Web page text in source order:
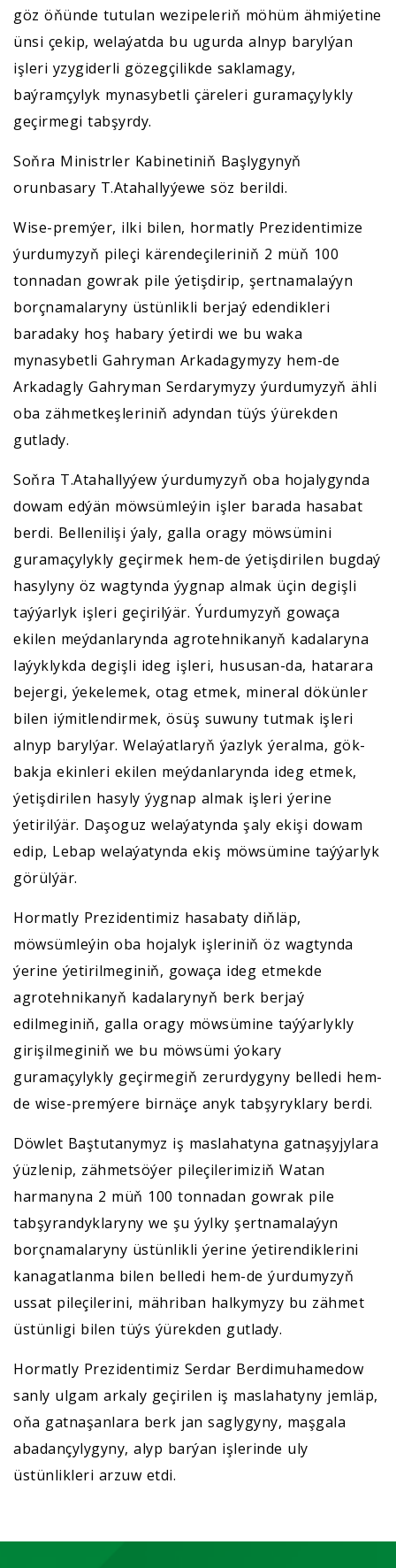
göz öňünde tutulan wezipeleriň möhüm ähmiýetine
ünsi çekip, welaýatda bu ugurda alnyp barylýan
işleri yzygiderli gözegçilikde saklamagy,
baýramçylyk mynasybetli çäreleri guramaçylykly
geçirmegi tabşyrdy.
Soňra Ministrler Kabinetiniň Başlygynyň
orunbasary T.Atahallyýewe söz berildi.
Wise-premýer, ilki bilen, hormatly Prezidentimize
ýurdumyzyň pileçi kärendeçileriniň 2 müň 100
tonnadan gowrak pile ýetişdirip, şertnamalaýyn
borçnamalaryny üstünlikli berjaý edendikleri
baradaky hoş habary ýetirdi we bu waka
mynasybetli Gahryman Arkadagymyzy hem-de
Arkadagly Gahryman Serdarymyzy ýurdumyzyň ähli
oba zähmetkeşleriniň adyndan tüýs ýürekden
gutlady.
Soňra T.Atahallyýew ýurdumyzyň oba hojalygynda
dowam edýän möwsümleýin işler barada hasabat
berdi. Bellenilişi ýaly, galla oragy möwsümini
guramaçylykly geçirmek hem-de ýetişdirilen bugdaý
hasylyny öz wagtynda ýygnap almak üçin degişli
taýýarlyk işleri geçirilýär. Ýurdumyzyň gowaça
ekilen meýdanlarynda agrotehnikanyň kadalaryna
laýyklykda degişli ideg işleri, hususan-da, hatarara
bejergi, ýekelemek, otag etmek, mineral dökünler
bilen iýmitlendirmek, ösüş suwuny tutmak işleri
alnyp barylýar. Welaýatlaryň ýazlyk ýeralma, gök-
bakja ekinleri ekilen meýdanlarynda ideg etmek,
ýetişdirilen hasyly ýygnap almak işleri ýerine
ýetirilýär. Daşoguz welaýatynda şaly ekişi dowam
edip, Lebap welaýatynda ekiş möwsümine taýýarlyk
görülýär.
Hormatly Prezidentimiz hasabaty diňläp,
möwsümleýin oba hojalyk işleriniň öz wagtynda
ýerine ýetirilmeginiň, gowaça ideg etmekde
agrotehnikanyň kadalarynyň berk berjaý
edilmeginiň, galla oragy möwsümine taýýarlykly
girişilmeginiň we bu möwsümi ýokary
guramaçylykly geçirmegiň zerurdygyny belledi hem-
de wise-premýere birnäçe anyk tabşyryklary berdi.
Döwlet Baştutanymyz iş maslahatyna gatnaşyjylara
ýüzlenip, zähmetsöýer pileçilerimiziň Watan
harmanyna 2 müň 100 tonnadan gowrak pile
tabşyrandyklaryny we şu ýylky şertnamalaýyn
borçnamalaryny üstünlikli ýerine ýetirendiklerini
kanagatlanma bilen belledi hem-de ýurdumyzyň
ussat pileçilerini, mähriban halkymyzy bu zähmet
üstünligi bilen tüýs ýürekden gutlady.
Hormatly Prezidentimiz Serdar Berdimuhamedow
sanly ulgam arkaly geçirilen iş maslahatyny jemläp,
oňa gatnaşanlara berk jan saglygyny, maşgala
abadançylygyny, alyp barýan işlerinde uly
üstünlikleri arzuw etdi.